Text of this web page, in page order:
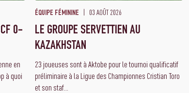
0-
en
à quoi
ÉQUIPE FÉMININE 03 AOÛT 2026
LE GROUPE SERVETTIEN AU
KAZAKHSTAN
23 joueuses sont à Aktobe pour le tournoi qualificatif
préliminaire à la Ligue des Championnes Cristian Toro
et son staf...